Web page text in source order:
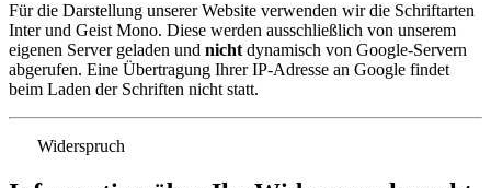
Für die Darstellung unserer Website verwenden wir die Schriftarten
Interund Geist Mono. Diese werden ausschließlich von unserem
eigenen Server geladen und nichtdynamisch von Google-Servern
abgerufen. Eine Übertragung Ihrer IP-Adresse an Google findet
beim Laden der Schriften nicht statt.
Widerspruch